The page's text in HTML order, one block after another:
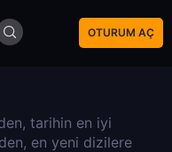
OTURUM AÇ
tarihin en iyi
en yeni dizilere